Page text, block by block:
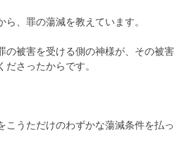
、罪の蕩減を教えています。
の被害を受ける側の神様が、その被害
さったからです。
こうただけのわずかな蕩減条件を払っ